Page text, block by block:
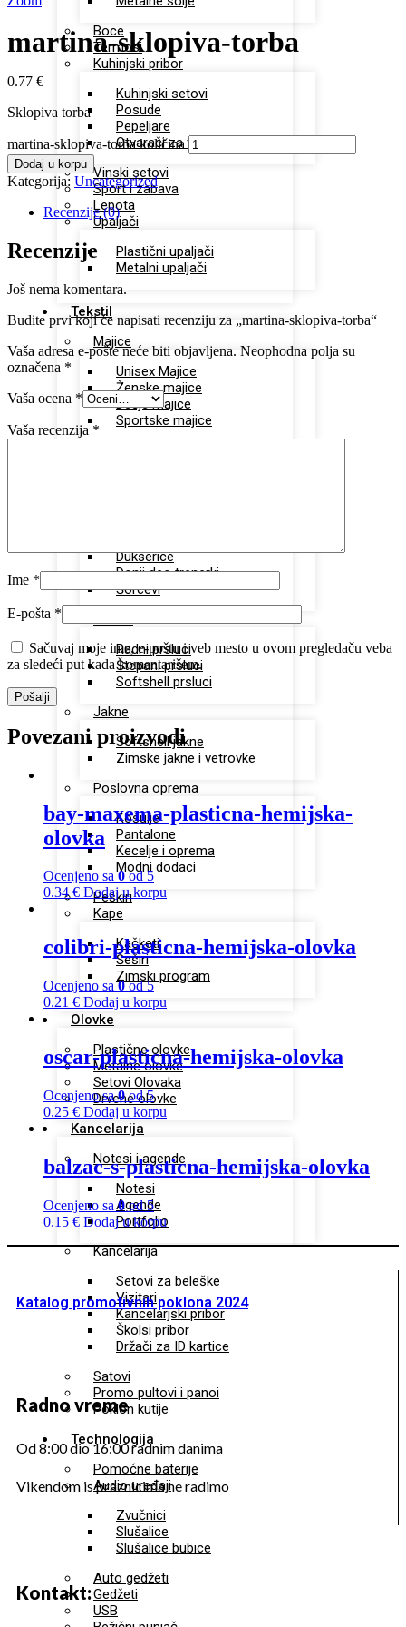
Boce
Termosi
Kuhinjski pribor
Kuhinjski setovi
Posude
Pepeljare
Otvarači za flaše
Vinski setovi
Sport i zabava
Lepota
Upaljači
Plastični upaljači
Metalni upaljači
Tekstil
Majice
Unisex Majice
Ženske majice
Dečje majice
Sportske majice
Dukserice
Donji deo trenerki
Šorcevi
Prsluci
Radni prsluci
Štepani prsluci
Softshell prsluci
Jakne
Softshell jakne
Zimske jakne i vetrovke
Poslovna oprema
Košulje
Pantalone
Kecelje i oprema
Modni dodaci
Peškiri
Kape
Kačketi
Šeširi
Zimski program
Olovke
Plastične olovke
Metalne olovke
Setovi Olovaka
Drvene olovke
Kancelarija
Notesi i agende
Notesi
Agende
Portfolio
Kancelarija
Setovi za beleške
Vizitari
Kancelarjski pribor
Školsi pribor
Držači za ID kartice
Satovi
Promo pultovi i panoi
Poklon kutije
Technologija
Pomoćne baterije
Audio uređaji
Zvučnici
Slušalice
Slušalice bubice
Auto gedžeti
Gedžeti
USB
martina-sklopiva-torba
0.77 €
Sklopiva torba
martina-sklopiva-torba količina
Dodaj u korpu
Kategorija: Uncategorized
Recenzije (0)
Recenzije
Još nema komentara.
Budite prvi koji će napisati recenziju za „martina-sklopiva-torba“
Vaša adresa e-pošte neće biti objavljena. Neophodna polja su
označena *
Vaša ocena *
Vaša recenzija *
Ime *
E-pošta *
Sačuvaj moje ime, e-poštu i veb mesto u ovom pregledaču veba
za sledeći put kada komentarišem.
Povezani proizvodi
bay-maxema-plasticna-hemijska-
olovka
Ocenjeno sa0od 5
0.34€ Dodaj u korpu
colibri-plasticna-hemijska-olovka
Ocenjeno sa0od 5
0.21 € Dodaj u korpu
oscar-plasticna-hemijska-olovka
Ocenjeno sa0od 5
0.25 € Dodaj u korpu
balzac-s-plasticna-hemijska-olovka
Ocenjeno sa0od 5
0.15 € Dodaj u korpu
Katalog promotivnih poklona 2024
Radno vreme
Od 8:00 dio 16:00 radnim danima
Vikendom is praznicima ne radimo
Kontakt: